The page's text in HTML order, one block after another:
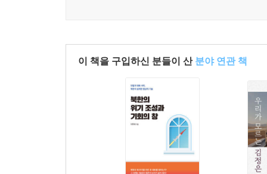
이 책을 구입하신 분들이 산 분야 연관 책